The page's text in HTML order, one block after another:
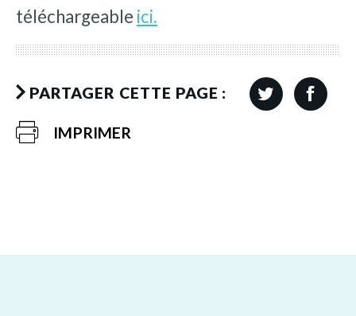
téléchargeable ici.
PARTAGER CETTE PAGE :
IMPRIMER